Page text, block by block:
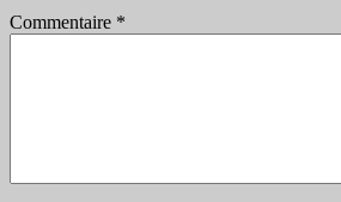
Commentaire *